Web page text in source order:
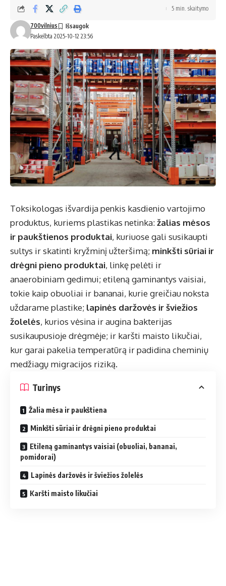
Paskelbta 2025-10-12 23:56
700vilnius
5 min. skaitymo
Toksikologas išvardija penkis kasdienio vartojimo
produktus, kuriems plastikas netinka:žalias mėsos
ir paukštienos produktai, kuriuose gali susikaupti
sultys ir skatinti kryžminį užteršimą; minkšti sūriai ir
drėgni pieno produktai, linkę pelėti ir
anaerobiniam gedimui; etileną gaminantys vaisiai,
tokie kaip obuoliai ir bananai, kurie greičiau noksta
uždarame plastike; lapinės daržovės ir šviežios
žolelės, kurios vėsina ir augina bakterijas
susikaupusioje drėgmėje; ir karšti maisto likučiai,
kur garai pakelia temperatūrą ir padidina cheminių
medžiagų migracijos riziką.
Turinys
Žalia mėsa ir paukštiena
Minkšti sūriai ir drėgni pieno produktai
Etileną gaminantys vaisiai (obuoliai, bananai,
pomidorai)
Lapinės daržovės ir šviežios žolelės
Karšti maisto likučiai